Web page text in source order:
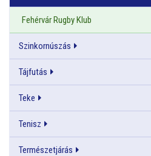
Fehérvár Rugby Klub
Szinkornúszás
Tájfutás
Teke
Tenisz
Természetjárás